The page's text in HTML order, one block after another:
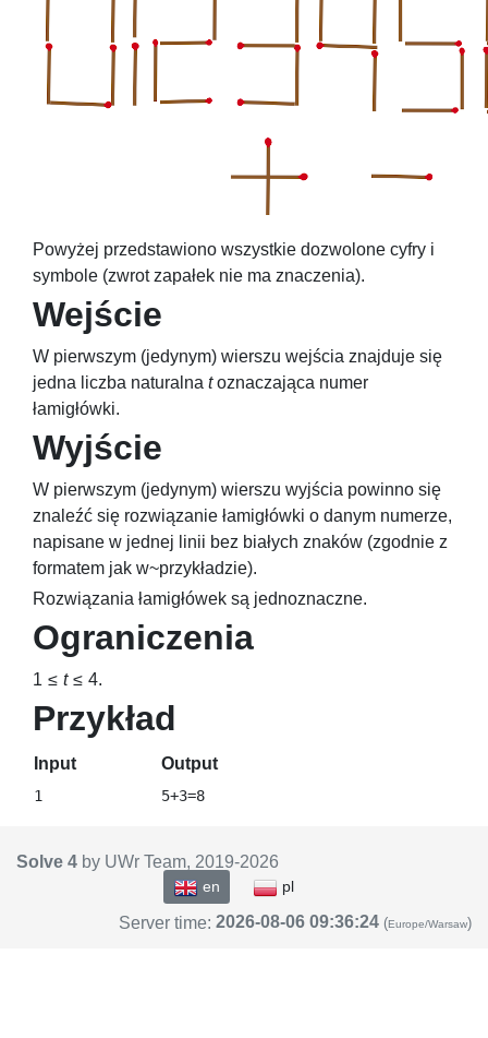
Powyżej przedstawiono wszystkie dozwolone cyfry i
symbole (zwrot zapałek nie ma znaczenia).
Wejście
W pierwszym (jedynym) wierszu wejścia znajduje się
jedna liczba naturalna toznaczająca numer
łamigłówki.
Wyjście
W pierwszym (jedynym) wierszu wyjścia powinno się
znaleźć się rozwiązanie łamigłówki o danym numerze,
napisane w jednej linii bez białych znaków (zgodnie z
formatem jak w~przykładzie).
Rozwiązania łamigłówek są jednoznaczne.
Ograniczenia
1 ≤ t≤ 4.
Przykład
Input Output
Solve 4 by UWr Team, 2019-2026
en pl
Server time: 2026-08-06 09:36:24 (Europe/Warsaw)